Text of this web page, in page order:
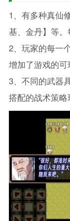
1、有多种真仙
基、金丹】等。
2、玩家的每一
增加了游戏的可
3、不同的武器
搭配的战术策略